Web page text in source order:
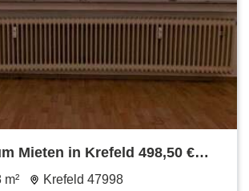
Mieten in Krefeld 498,50 €
m² Krefeld 47998